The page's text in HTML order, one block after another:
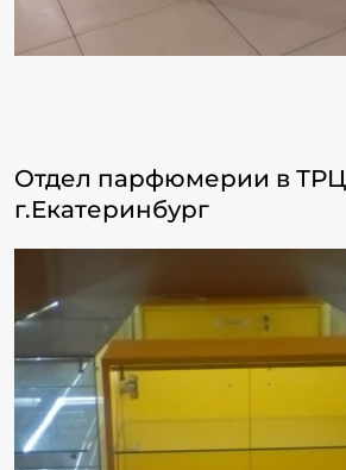
Отдел парфюмерии в ТРЦ
г.Екатеринбург